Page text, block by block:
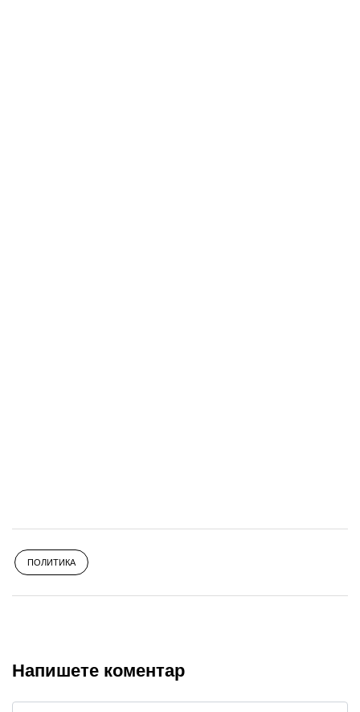
ПОЛИТИКА
Напишете коментар